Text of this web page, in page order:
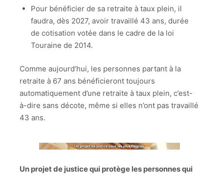
Pour bénéficier de sa retraite à taux plein, il
faudra, dès 2027, avoir travaillé 43 ans, durée
de cotisation votée dans le cadre de la loi
Touraine de 2014.
Comme aujourd’hui, les personnes partant à la
retraite à 67 ans bénéficieront toujours
automatiquement d’une retraite à taux plein, c’est-
à-dire sans décote, même si elles n’ont pas travaillé
43 ans.
Un projet de justice qui protège les personnes qui